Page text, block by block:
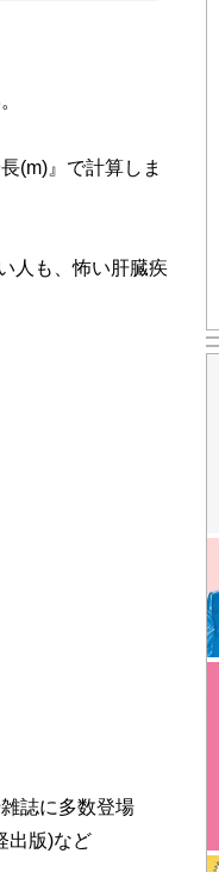
(m)』で計算しま
人も、怖い肝臓疾
誌に多数登場
出版)など